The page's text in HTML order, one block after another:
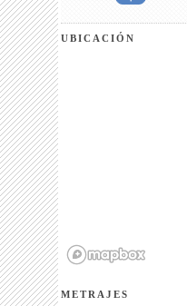
UBICACIÓN
METRAJES